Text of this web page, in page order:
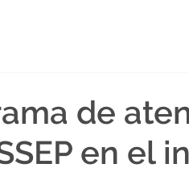
de
en el